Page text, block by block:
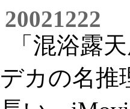
20021222
「混浴露
デカの名